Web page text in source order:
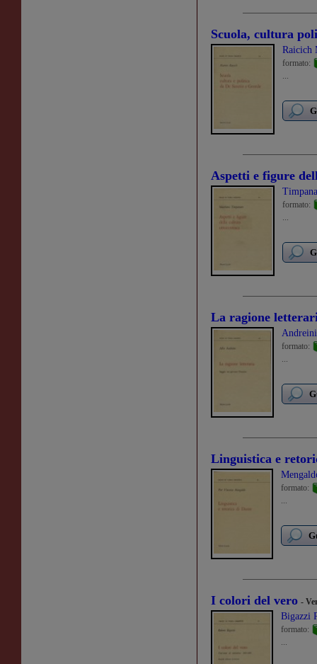
Scuola, cultura
Raicich
formato:
...
Aspetti e figure
formato:
...
La ragione
formato:
...
Linguistica e
formato:
...
I colori del vero -
Bigazzi
formato:
...